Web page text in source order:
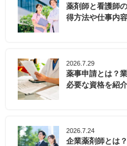
薬剤師と看護師
得方法や仕事内
2026.7.29
薬事申請とは？
必要な資格を紹介
2026.7.24
企業薬剤師とは